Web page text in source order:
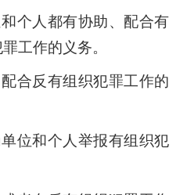
个人都有协助、配合有
工作的义务。
合反有组织犯罪工作的
位和个人举报有组织犯